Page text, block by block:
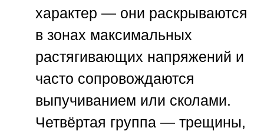
характер — они раскрываются
в зонах максимальных
растягивающих напряжений и
часто сопровождаются
выпучиванием или сколами.
Четвёртая группа — трещины,